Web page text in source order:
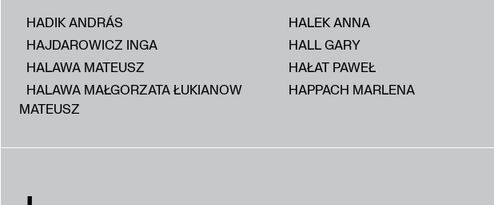
HADIK ANDRÁS
HAJDAROWICZ INGA
HALAWA MATEUSZ
HALAWA MAŁGORZATA ŁUKIANOW
MATEUSZ
HALEK ANNA
HALL GARY
HAŁAT PAWEŁ
HAPPACH MARLENA